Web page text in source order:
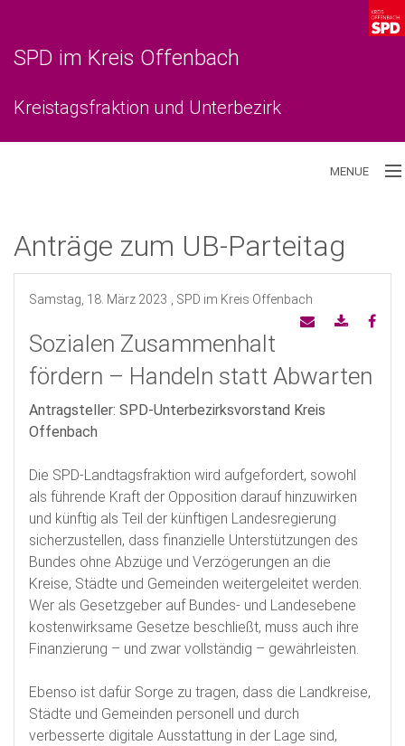
SPD im Kreis Offenbach
Kreistagsfraktion und Unterbezirk
MENUE
Unterbezirk
Kreistagsfraktion
Anträge zum UB-Parteitag
Samstag, 18. März 2023 , SPD im Kreis Offenbach
Sozialen Zusammenhalt
fördern – Handeln statt Abwarten
Antragsteller: SPD-Unterbezirksvorstand Kreis
Offenbach
Die SPD-Landtagsfraktion wird aufgefordert, sowohl
als führende Kraft der Opposition darauf hinzuwirken
und künftig als Teil der künftigen Landesregierung
sicherzustellen, dass finanzielle Unterstützungen des
Bundes ohne Abzüge und Verzögerungen an die
Kreise, Städte und Gemeinden weitergeleitet werden.
Wer als Gesetzgeber auf Bundes- und Landesebene
kostenwirksame Gesetze beschließt, muss auch ihre
Finanzierung – und zwar vollständig – gewährleisten.
Ebenso ist dafür Sorge zu tragen, dass die Landkreise,
Städte und Gemeinden personell und durch
verbesserte digitale Ausstattung in der Lage sind,